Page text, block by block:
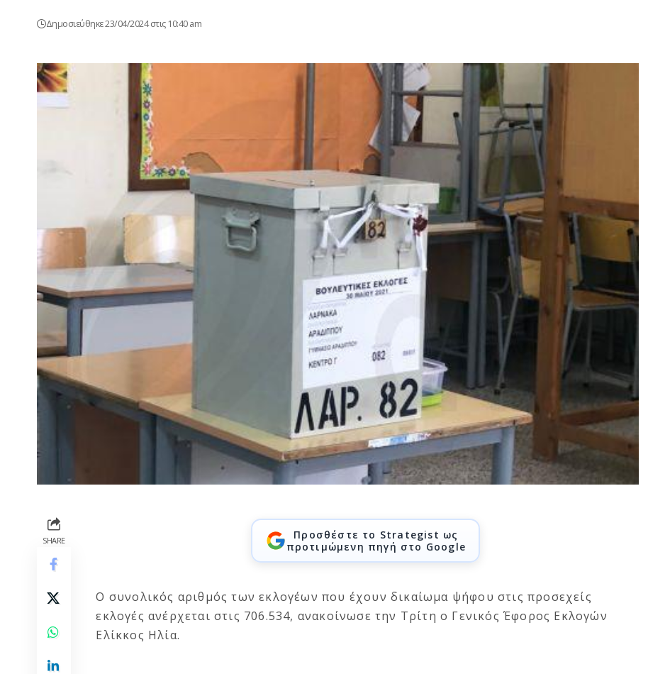
Δημοσιεύθηκε 23/04/2024 στις 10:40 am
SHARE
Προσθέστε το Strategist ως
προτιμώμενη πηγή στο Google
Ο συνολικός αριθμός των εκλογέων που έχουν δικαίωμα ψήφου στις προσεχείς
εκλογές ανέρχεται στις 706.534, ανακοίνωσε την Τρίτη ο Γενικός Έφορος Εκλογών
Ελίκκος Ηλία.